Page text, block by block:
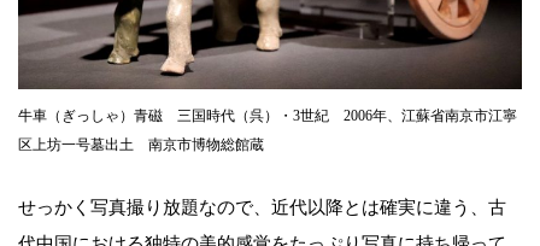
牛車（ぎっしゃ）青磁 三国時代（呉）・3世紀 2006年、江蘇省南京市江寧
区上坊一号墓出土 南京市博物総館蔵
せっかく写真撮り放題なので、近代以降とは確実に違う、古